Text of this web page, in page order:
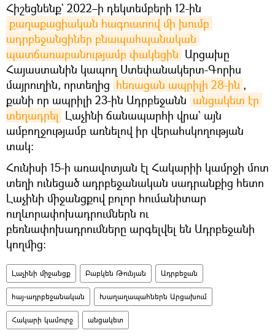
Հիշեցնենք` 2022–ի դեկտեմբերի 12-ին
քաղաքացիական հագուստով մի խումբ
ադրբեջանցիներ բնապահպանական
պատճառաբանությամբ փակեցին Արցախը
Հայաստանին կապող Ստեփանակերտ-Գորիս
մայրուղին, որտեղից հեռացան ապրիլի 28-ին ,
քանի որ ապրիլի 23-ին Ադրբեջանն անցակետ էր
տեղադրել Լաչինի ճանապարհի վրա` այն
ամբողջությամբ առնելով իր վերահսկողության
տակ։
Հունիսի 15-ի առավոտյան էլ Հակարիի կամրջի մոտ
տեղի ունեցած ադրբեջանական սադրանքից հետո
Լաչինի միջանցքով բոլոր հումանիտար
ուղևորափոխադրումներն ու
բեռնափոխադրումները արգելվել են Ադրբեջանի
կողմից:
Լաչինի միջանցք Բաբկեն Թունյան Ադրբեջան
հայ-ադրբեջանական Խաղաղապահներն Արցախում
Հակարի կամուրջ անցակետ